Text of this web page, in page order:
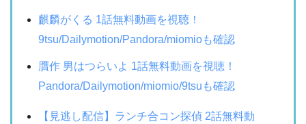
麒麟がくる 1話無料動画を視聴！
9tsu/Dailymotion/Pandora/miomioも確認
贋作 男はつらいよ 1話無料動画を視聴！
Pandora/Dailymotion/miomio/9tsuも確認
【見逃し配信】ランチ合コン探偵 2話無料動